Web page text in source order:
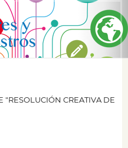
"RESOLUCIÓN CREATIVA DE